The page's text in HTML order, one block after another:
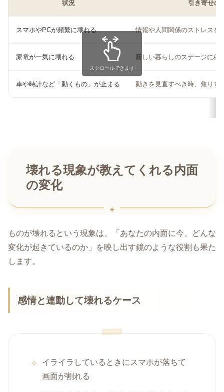
状況 引き寄せの
スマホやPCが頻繁に壊れる 情報や人間関係のストレスを
家電が一気に壊れる 新しい暮らしのステージに移
車や時計など「動くもの」が止まる 動きを見直すべき時、焦りす
スクロールできます
壊れる現象が教えてくれる内面
の変化
ものが壊れるという現象は、「あなたの内面に今、どんな
変化が起きているのか」を映し出す鏡のような役割も果た
します。
感情と連動して壊れるケース
イライラしているときにスマホが落ちて
画面が割れる